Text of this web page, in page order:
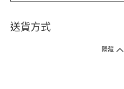
送貨方式
1. 送貨到府（受衛生署條例規管產品除外 ）
隱藏